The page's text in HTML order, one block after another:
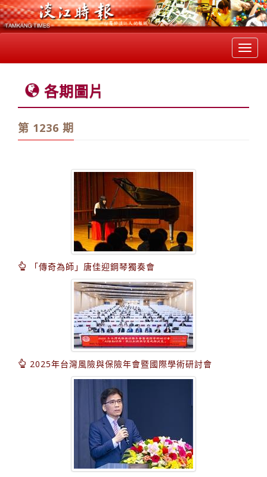
各期圖片
第 1236 期
「傳奇為師」唐佳迎鋼琴獨奏會
2025年台灣風險與保險年會暨國際學術研討會